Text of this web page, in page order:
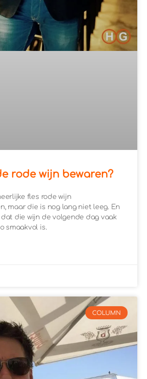
rode wijn bewaren?
fles rode wijn
maar die is nog lang niet leeg. En
die wijn de volgende dag vaak
smaakvol is.
COLUMN